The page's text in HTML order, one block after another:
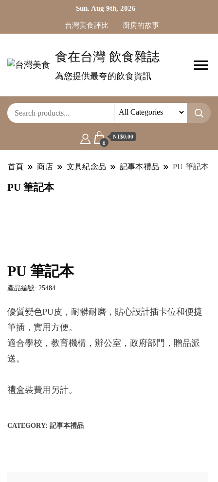
Sun. Aug 9th, 2026
台灣美食評比 廚房的故事
食在台灣 飲食雜誌
為您提供最夸的飲食資訊
0
NT$0.00
首頁 商店 文具紀念品 記事本禮品 PU 筆記本
PU 筆記本
PU 筆記本
產品編號: 25484
優質變色PU皮，耐髒耐磨，貼心設計插卡位和便捷
筆插，實用方便。
適合學校，教育機構，辦公室，政府部門，贈品派
送。
禮盒裝費用另計。
CATEGORY: 記事本禮品